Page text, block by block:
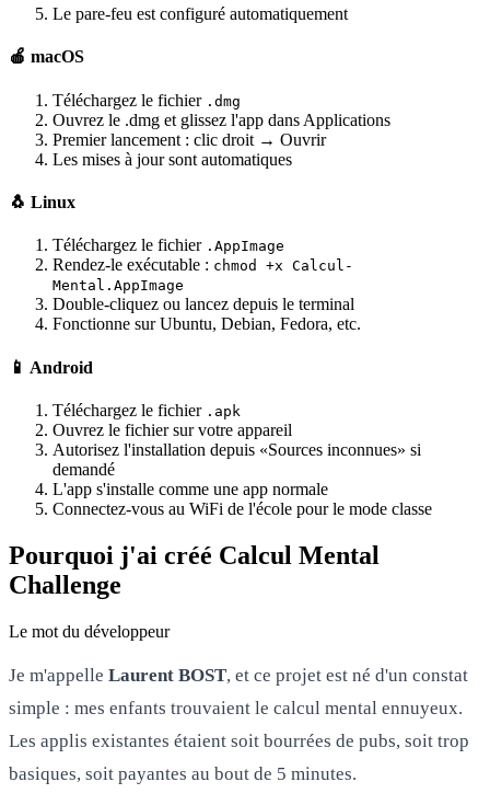
Le pare-feu est configuré automatiquement
🍎 macOS
Téléchargez le fichier .dmg
Ouvrez le .dmg et glissez l'app dans Applications
Premier lancement : clic droit → Ouvrir
Les mises à jour sont automatiques
🐧 Linux
Téléchargez le fichier .AppImage
Rendez-le exécutable : chmod +x Calcul-
Mental.AppImage
Double-cliquez ou lancez depuis le terminal
Fonctionne sur Ubuntu, Debian, Fedora, etc.
📱 Android
Téléchargez le fichier .apk
Ouvrez le fichier sur votre appareil
Autorisez l'installation depuis «Sources inconnues» si
demandé
L'app s'installe comme une app normale
Connectez-vous au WiFi de l'école pour le mode classe
Pourquoi j'ai créé Calcul Mental
Challenge
Le mot du développeur
Je m'appelle Laurent BOST, et ce projet est né d'un constat
simple : mes enfants trouvaient le calcul mental ennuyeux.
Les applis existantes étaient soit bourrées de pubs, soit trop
basiques, soit payantes au bout de 5 minutes.